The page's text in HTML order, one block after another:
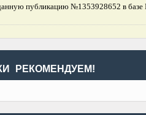
публикацию №1353928652 в базе
РЕКОМЕНДУЕМ!